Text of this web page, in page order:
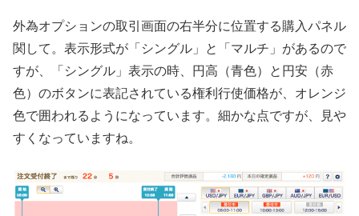
外為オプションの取引画面の右半分に位置する購入パネル
関して。表示形式が「シングル」と「マルチ」があるので
すが、「シングル」表示の時、円高（青色）と円安（赤
色）のボタンに表記されている権利行使価格が、オレンジ
色で囲われるようになっています。細かな点ですが、見や
すくなっていますね。